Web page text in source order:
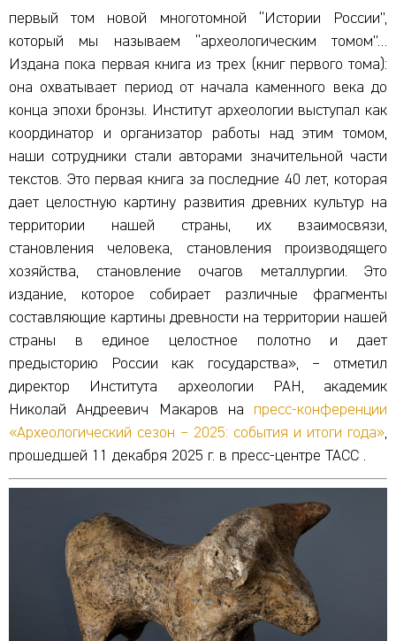
первый том новой многотомной “Истории России”,
который мы называем “археологическим томом”…
Издана пока первая книга из трех (книг первого тома):
она охватывает период от начала каменного века до
конца эпохи бронзы. Институт археологии выступал как
координатор и организатор работы над этим томом,
наши сотрудники стали авторами значительной части
текстов. Это первая книга за последние 40 лет, которая
дает целостную картину развития древних культур на
территории нашей страны, их взаимосвязи,
становления человека, становления производящего
хозяйства, становление очагов металлургии. Это
издание, которое собирает различные фрагменты
составляющие картины древности на территории нашей
страны в единое целостное полотно и дает
предысторию России как государства», – отметил
директор Института археологии РАН, академик
Николай Андреевич Макаров на пресс-конференции
«Археологический сезон – 2025: события и итоги года»,
прошедшей 11 декабря 2025 г. в пресс-центре ТАСС .